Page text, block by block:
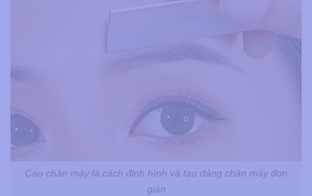
Cạo chân mày là cách định hình và tạo dáng chân mày đơn
giản